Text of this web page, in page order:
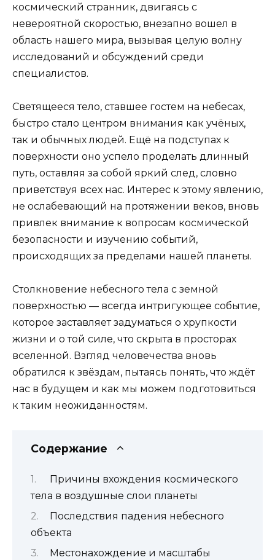
космический странник, двигаясь с
невероятной скоростью, внезапно вошел в
область нашего мира, вызывая целую волну
исследований и обсуждений среди
специалистов.
Светящееся тело, ставшее гостем на небесах,
быстро стало центром внимания как учёных,
так и обычных людей. Ещё на подступах к
поверхности оно успело проделать длинный
путь, оставляя за собой яркий след, словно
приветствуя всех нас. Интерес к этому явлению,
не ослабевающий на протяжении веков, вновь
привлек внимание к вопросам космической
безопасности и изучению событий,
происходящих за пределами нашей планеты.
Столкновение небесного тела с земной
поверхностью — всегда интригующее событие,
которое заставляет задуматься о хрупкости
жизни и о той силе, что скрыта в просторах
вселенной. Взгляд человечества вновь
обратился к звёздам, пытаясь понять, что ждёт
нас в будущем и как мы можем подготовиться
к таким неожиданностям.
Содержание
Причины вхождения космического
тела в воздушные слои планеты
Последствия падения небесного
объекта
Местонахождение и масштабы